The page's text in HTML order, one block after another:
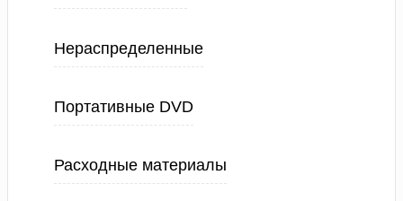
Нераспределенные
Портативные DVD
Расходные материалы